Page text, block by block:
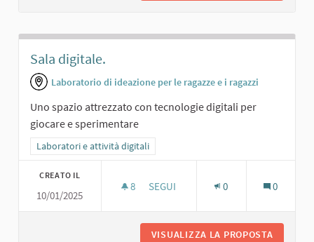
Sala digitale.
Laboratorio di ideazione per le ragazze e i ragazzi
Uno spazio attrezzato con tecnologie digitali per
giocare e sperimentare
Filtra i risultati per categoria: Laboratori e attività digitali
Laboratori e attività digitali
CREATO IL
10/01/2025
8 8 SOSTENITORI
SEGUI 0 0
VISUALIZZA LA PROPOSTA